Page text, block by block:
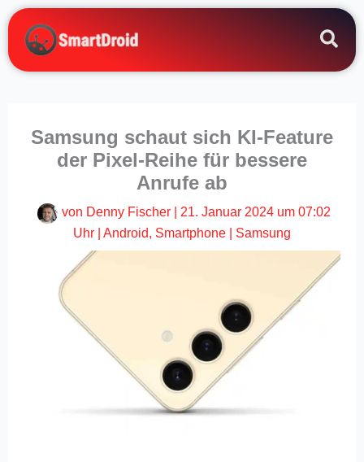
Zum
Inhalt
springen
Samsung schaut sich KI-Feature
der Pixel-Reihe für bessere
Anrufe ab
von Denny Fischer
21. Januar 2024 um 07:02
Uhr
Android, Smartphone Samsung